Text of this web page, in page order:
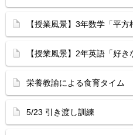
【授業風景】3年数学「平方
【授業風景】2年英語「好き
栄養教諭による食育タイム
5/23 引き渡し訓練